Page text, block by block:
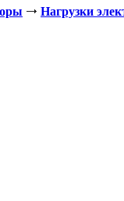
Нагрузки